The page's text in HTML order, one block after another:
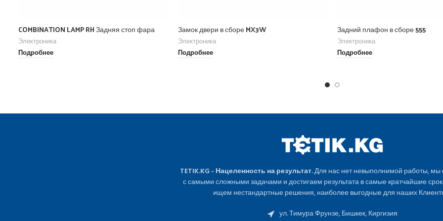
COMBINATION LAMP RH Задняя стоп фара
Электроника
Подробнее
Замок двери в сборе MX3W
Электроника
Подробнее
Задний плафон в сборе 555
Электроника
Подробнее
TETIK.KG - Нацеленность на результат.Для нас нет невыполнимой работы, мы
с самыми сложными задачами и достигаем результата в самые кратчайшие
ищем нестандартные решения, наиболее выгодные для наших
ул. Тимура Фрунзе, Бишкек, Киргизия